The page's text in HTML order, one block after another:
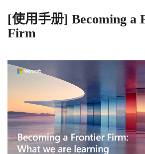
[使用手册] Becoming a
Firm